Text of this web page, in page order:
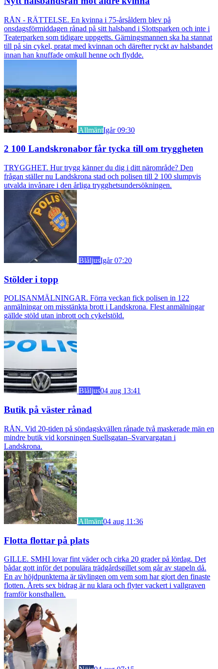
RÅN - RÄTTELSE. En kvinna i 75-årsåldern blev på
onsdagsförmiddagen rånad på sitt halsband i Slottsparken och inte i
Teaterparken som tidigare uppgetts. Gärningsmannen ska ha stannat
till på sin cykel, pratat med kvinnan och därefter ryckt av halsbandet
innan han knuffade omkull henne och flydde.
AllmäntIgår 09:30
2 100 Landskronabor får tycka till om tryggheten
TRYGGHET. Hur trygg känner du dig i ditt närområde? Den
frågan ställer nu Landskrona stad och polisen till 2 100 slumpvis
utvalda invånare i den årliga trygghetsundersökningen.
BlåljusIgår 07:20
Stölder i topp
POLISANMÄLNINGAR. Förra veckan fick polisen in 122
anmälningar om misstänkta brott i Landskrona. Flest anmälningar
gällde stöld utan inbrott och cykelstöld.
Blåljus04 aug 13:41
Butik på väster rånad
RÅN. Vid 20-tiden på söndagskvällen rånade två maskerade män en
mindre butik vid korsningen Suellsgatan–Svarvargatan i
Landskrona.
Allmänt04 aug 11:36
Flotta flottar på plats
GILLE. SMHI lovar fint väder och cirka 20 grader på lördag. Det
bådar gott inför det populära trädgårdsgillet som går av stapeln då.
En av höjdpunkterna är tävlingen om vem som har gjort den finaste
flotten. Årets sex bidrag är nu klara och flyter vackert i vallgraven
framför konsthallen.